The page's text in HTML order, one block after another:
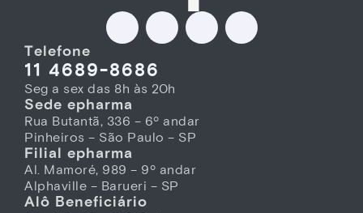
Telefone
11 4689-8686
Seg a sex das 8h às 20h
Sede epharma
Rua Butantã, 336 – 6º andar
Pinheiros – São Paulo – SP
Filial epharma
Al. Mamoré, 989 – 9º andar
Alphaville – Barueri – SP
Alô Beneficiário